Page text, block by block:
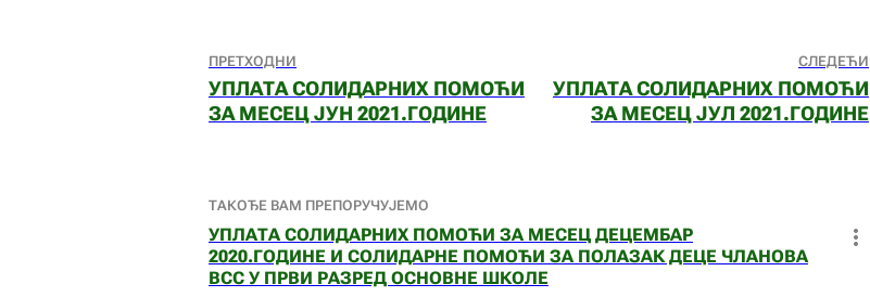
ПРЕТХОДНИ
УПЛАТА СОЛИДАРНИХ ПОМОЋИ
ЗА МЕСЕЦ ЈУН 2021.ГОДИНЕ
СЛЕДЕЋИ
УПЛАТА СОЛИДАРНИХ ПОМОЋИ
ЗА МЕСЕЦ ЈУЛ 2021.ГОДИНЕ
ТАКОЂЕ ВАМ ПРЕПОРУЧУЈЕМО
УПЛАТА СОЛИДАРНИХ ПОМОЋИ ЗА МЕСЕЦ ДЕЦЕМБАР
2020.ГОДИНЕ И СОЛИДАРНЕ ПОМОЋИ ЗА ПОЛАЗАК ДЕЦЕ ЧЛАНОВА
ВСС У ПРВИ РАЗРЕД ОСНОВНЕ ШКОЛЕ